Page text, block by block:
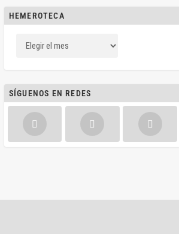
HEMEROTECA
SÍGUENOS EN REDES